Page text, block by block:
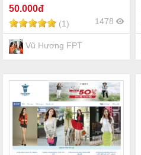
50.000đ
(1) 1478
Vũ Hương FPT